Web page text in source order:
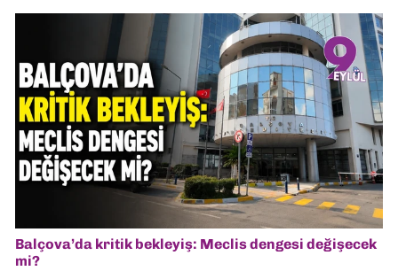
Balçova’da kritik bekleyiş: Meclis dengesi değişecek
mi?